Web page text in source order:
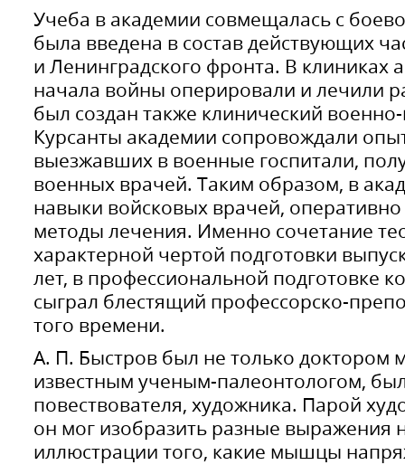
Учеба в академии совмещалась с
была введена в состав действующих
и Ленинградского фронта. В клиниках
начала войны оперировали и лечили
был создан также клинический
Курсанты академии сопровождали
выезжавших в военные госпитали,
военных врачей. Таким образом, в
навыки войсковых врачей,
методы лечения. Именно сочетание
характерной чертой подготовки
лет, в профессиональной подготовке
сыграл блестящий профессорско-
того времени.
А. П. Быстров был не только доктором
известным ученым-палеонтологом,
повествователя, художника. Парой
он мог изобразить разные выражения
иллюстрации того, какие мышцы